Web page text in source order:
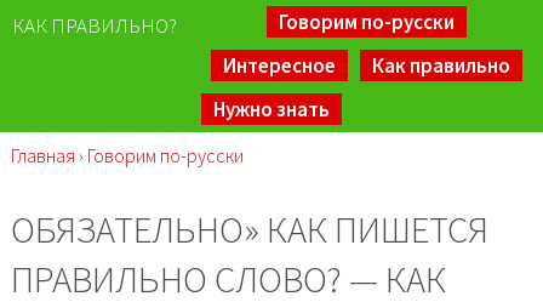
КАК ПРАВИЛЬНО?
Говорим по-русски
Интересное
Как правильно
Нужно знать
Главная › Говорим по-русски
ОБЯЗАТЕЛЬНО» КАК ПИШЕТСЯ
ПРАВИЛЬНО СЛОВО? — КАК